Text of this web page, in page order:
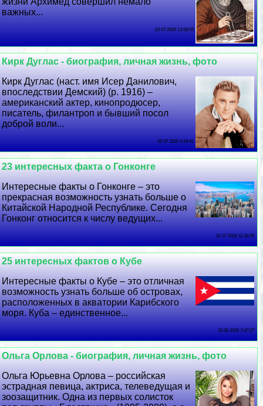
важных...
03 07 2026 13:58:55
Кирк Дуглас - биография, личная жизнь, фото
Кирк Дуглас (наст. имя Исер Данилович,
впоследствии Демский) (р. 1916) –
американский актер, кинопродюсер,
писатель, филантроп и бывший посол
доброй воли...
02 07 2026 9:54:41
23 интересных факта о Гонконге
Интересные факты о Гонконге – это
прекрасная возможность узнать больше о
Китайской Народной Республике. Сегодня
Гонконг относится к числу ведущих...
01 07 2026 11:38:55
25 интересных фактов о Кубе
Интересные факты о Кубе – это отличная
возможность узнать больше об островах,
расположенных в акватории Карибского
моря. Куба – единственное...
30 06 2026 7:47:27
Ольга Орлова - биография, личная жизнь, фото
Ольга Юрьевна Орлова – российская
эстрадная певица, актриса, телеведущая и
зоозащитник. Одна из первых солисток